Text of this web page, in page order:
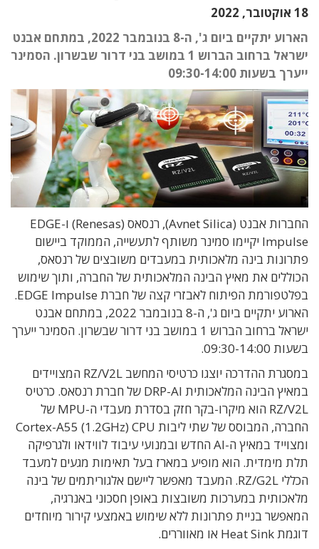
18 אוקטובר, 2022
הארוע יתקיים ביום ג', ה-8 בנובמבר 2022, במתחם אבנט
ישראל ברחוב הברוש 1 במושב בני דרור שבשרון. הסמינר
ייערך בשעות 09:30-14:00
החברות אבנט (Avnet Silica), רנסאס (Renesas) ו-EDGE
Impulse יקיימו סמינר משותף לתעשייה, הממוקד ביישום
פתרונות בינה מלאכותית במעבדים משובצים של רנסאס,
הכוללים את מאיץ הבינה המלאכותית של החברה, ותוך שימוש
בפלטפורמת הפיתוח לאבזרי קצה של חברת EDGE Impulse.
הארוע יתקיים ביום ג', ה-8 בנובמבר 2022, במתחם אבנט
ישראל ברחוב הברוש 1 במושב בני דרור שבשרון. הסמינר ייערך
בשעות 09:30-14:00.
במסגרת ההדרכה יוצגו כרטיסי המחשב RZ/V2L המצויידים
במאיץ הבינה המלאכותית DRP-AI של חברת רנסאס. כרטיס
RZ/V2L הוא מיקרו-בקר חזק בסדרת מעבדי ה-MPU של
החברה, המבוסס של שתי ליבות Cortex-A55 (1.2GHz) CPU
ומצוייד במאיץ ה-AI החדש ובמנועי עיבוד לווידאו ולגרפיקה
תלת מימדית. הוא מופיע במארז בעל תאימות מגעים למעבד
הכללי RZ/G2L. המעבד מאפשר ליישם אלגוריתמים של בינה
מלאכותית במערכות משובצות באופן חסכוני באנרגיה,
המאפשר בניית פתרונות ללא שימוש באמצעי קירור מיוחדים
דוגמת Heat Sink או מאווררים.